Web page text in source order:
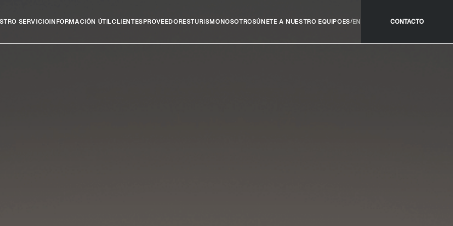
SERVICIO INFORMACIÓN ÚTILCLIENTES PROVEEDORESTURISMO NOSOTROSÚNETE A NUESTRO EQUIPO ES/EN CONTACTO